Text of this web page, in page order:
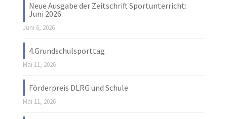
Neue Ausgabe der Zeitschrift Sportunterricht:
Juni 2026
Juni 6, 2026
4.Grundschulsporttag
Mai 11, 2026
Förderpreis DLRG und Schule
Mai 11, 2026